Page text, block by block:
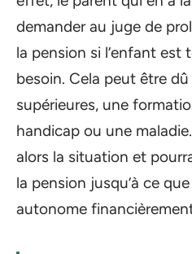
demander au juge de
la pension si l’enfant est
besoin. Cela peut être
supérieures, une
handicap ou une
alors la situation et
la pension jusqu’à ce
autonome